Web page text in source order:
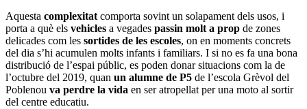
Aquesta complexitatcomporta sovint un solapament dels usos, i
porta a què els vehicles a vegades passin molt a prop de zones
delicades com les sortides de les escoles, on en moments concrets
del dia s’hi acumulen molts infants i familiars. I si no es fa una bona
distribució de l’espai públic, es poden donar situacions com la de
l’octubre del 2019, quan un alumne de P5 de l’escola Grèvol del
Poblenou va perdre la vida en ser atropellat per una moto al sortir
del centre educatiu.